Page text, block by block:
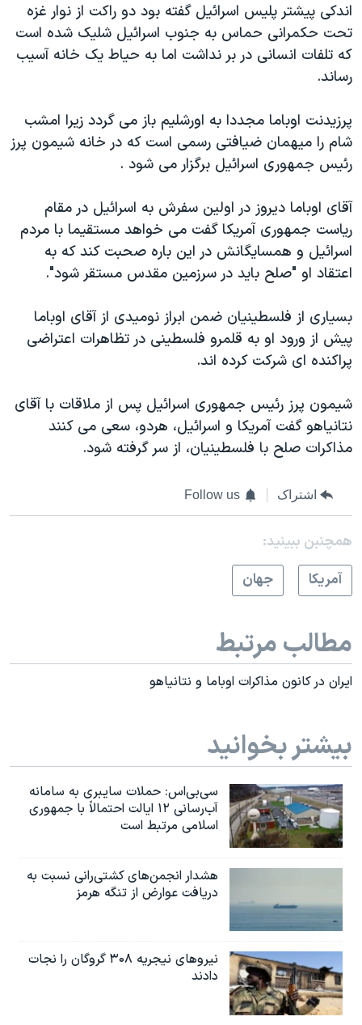
اندکی پیشتر پلیس اسرائیل گفته بود دو راکت از نوار غزه
تحت حکمرانی حماس به جنوب اسرائیل شلیک شده است
که تلفات انسانی در بر نداشت اما به حیاط یک خانه آسیب
رساند.
پرزیدنت اوباما مجددا به اورشلیم باز می گردد زیرا امشب
شام را میهمان ضیافتی رسمی است که در خانه شیمون پرز
رئیس جمهوری اسرائیل برگزار می شود .
آقای اوباما دیروز در اولین سفرش به اسرائیل در مقام
ریاست جمهوری آمریکا گفت می خواهد مستقیما با مردم
اسرائیل و همسایگانش در این باره صحبت کند که به
اعتقاد او "صلح باید در سرزمین مقدس مستقر شود".
بسیاری از فلسطینیان ضمن ابراز نومیدی از آقای اوباما
پیش از ورود او به قلمرو فلسطینی در تظاهرات اعتراضی
پراکنده ای شرکت کرده اند.
شیمون پرز رئیس جمهوری اسرائیل پس از ملاقات با آقای
نتانیاهو گفت آمریکا و اسرائیل، هردو، سعی می کنند
مذاکرات صلح با فلسطینیان، از سر گرفته شود.
اشتراک Follow us
همچنبن ببینید:
آمريکا
جهان
مطالب مرتبط
ایران در کانون مذاکرات اوباما و نتانیاهو
بیشتر بخوانید
سی‌بی‌اس: حملات سایبری به سامانه
آب‌رسانی ۱۲ ایالت احتمالاً با جمهوری
اسلامی مرتبط است
هشدار انجمن‌های کشتی‌رانی نسبت به
دریافت عوارض از تنگه هرمز
نیروهای نیجریه‌ ۳۰۸ گروگان را نجات
دادند